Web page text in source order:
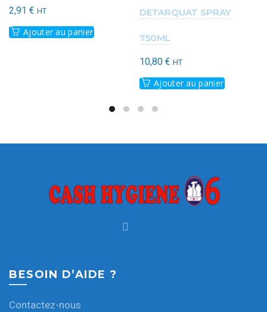
2,91 € HT
Ajouter au panier
DETARQUAT SPRAY
750ML
10,80 € HT
Ajouter au panier
BESOIN D’AIDE ?
Contactez-nous